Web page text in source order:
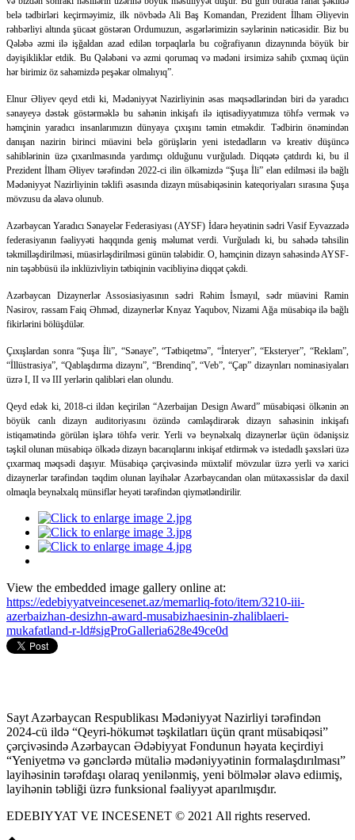
belə tədbirləri keçirməyimiz, ilk növbədə Ali Baş Komandan, Prezident İlham Əliyevin
rəhbərliyi altında şücaət göstərən Ordumuzun, əsgərlərimizin səylərinin nəticəsidir. Biz bu
Qələbə əzmi ilə işğaldan azad edilən torpaqlarla bu coğrafiyanın dizaynında böyük bir
dəyişikliklər etdik. Bu Qələbəni və əzmi qorumaq və mədəni irsimizə sahib çıxmaq üçün
hər birimiz öz sahəmizdə peşəkar olmalıyıq”.
Elnur Əliyev qeyd etdi ki, Mədəniyyət Nazirliyinin əsas məqsədlərindən biri də yaradıcı
sənayeyə dəstək göstərməklə bu sahənin inkişafı ilə iqtisadiyyatımıza töhfə vermək və
həmçinin yaradıcı insanlarımızın dünyaya çıxışını təmin etməkdir. Tədbirin önəmindən
danışan nazirin birinci müavini belə görüşlərin yeni istedadların və kreativ düşüncə
sahiblərinin üzə çıxarılmasında yardımçı olduğunu vurğuladı. Diqqətə çatdırdı ki, bu il
Prezident İlham Əliyev tərəfindən 2022-ci ilin ölkəmizdə “Şuşa İli” elan edilməsi ilə bağlı
Mədəniyyət Nazirliyinin təklifi əsasında dizayn müsabiqəsinin kateqoriyaları sırasına Şuşa
mövzusu da əlavə olunub.
Azərbaycan Yaradıcı Sənayelər Federasiyası (AYSF) İdarə heyətinin sədri Vasif Eyvazzadə
federasiyanın fəaliyyəti haqqında geniş məlumat verdi. Vurğuladı ki, bu sahədə təhsilin
təkmilləşdirilməsi, müasirləşdirilməsi günün tələbidir. O, həmçinin dizayn sahəsində AYSF-
nin təşəbbüsü ilə inklüzivliyin tətbiqinin vacibliyinə diqqət çəkdi.
Azərbaycan Dizaynerlər Assosiasiyasının sədri Rəhim İsmayıl, sədr müavini Ramin
Nəsirov, rəssam Faiq Əhməd, dizaynerlər Knyaz Yaqubov, Nizami Ağa müsabiqə ilə bağlı
fikirlərini bölüşdülər.
Çıxışlardan sonra “Şuşa İli”, “Sənaye”, “Tətbiqetmə”, “İnteryer”, “Eksteryer”, “Reklam”,
“İllüstrasiya”, “Qablaşdırma dizaynı”, “Brendinq”, “Veb”, “Çap” dizaynları nominasiyaları
üzrə I, II və III yerlərin qalibləri elan olundu.
Qeyd edək ki, 2018-ci ildən keçirilən “Azerbaijan Design Award” müsabiqəsi ölkənin ən
böyük canlı dizayn auditoriyasını özündə cəmləşdirərək dizayn sahəsinin inkişafı
istiqamətində görülən işlərə töhfə verir. Yerli və beynəlxalq dizaynerlər üçün ödənişsiz
təşkil olunan müsabiqə ölkədə dizayn bacarıqlarını inkişaf etdirmək və istedadlı şəxsləri üzə
çıxarmaq məqsədi daşıyır. Müsabiqə çərçivəsində müxtəlif mövzular üzrə yerli və xarici
dizaynerlər tərəfindən təqdim olunan layihələr Azərbaycandan olan mütəxəssislər də daxil
olmaqla beynəlxalq münsiflər heyəti tərəfindən qiymətləndirilir.
View the embedded image gallery online at:
https://edebiyyatveincesenet.az/memarliq-foto/item/3210-iii-
azerbaizhan-desizhn-award-musabizhaesinin-zhaliblaeri-
mukafatland-r-ld#sigProGalleria628e49ce0d
Sayt Azərbaycan Respublikası Mədəniyyət Nazirliyi tərəfindən
2024-cü ildə “Qeyri-hökumət təşkilatları üçün qrant müsabiqəsi”
çərçivəsində Azərbaycan Ədəbiyyat Fondunun həyata keçirdiyi
“Yeniyetmə və gənclərdə mütaliə mədəniyyətinin formalaşdırılması”
layihəsinin tərəfdaşı olaraq yenilənmiş, yeni bölmələr əlavə ediımiş,
layihənin təbliği üzrə funksional fəaliyyət aparılmışdır.
EDEBIYYAT VE INCESENET © 2021 All rights reserved.